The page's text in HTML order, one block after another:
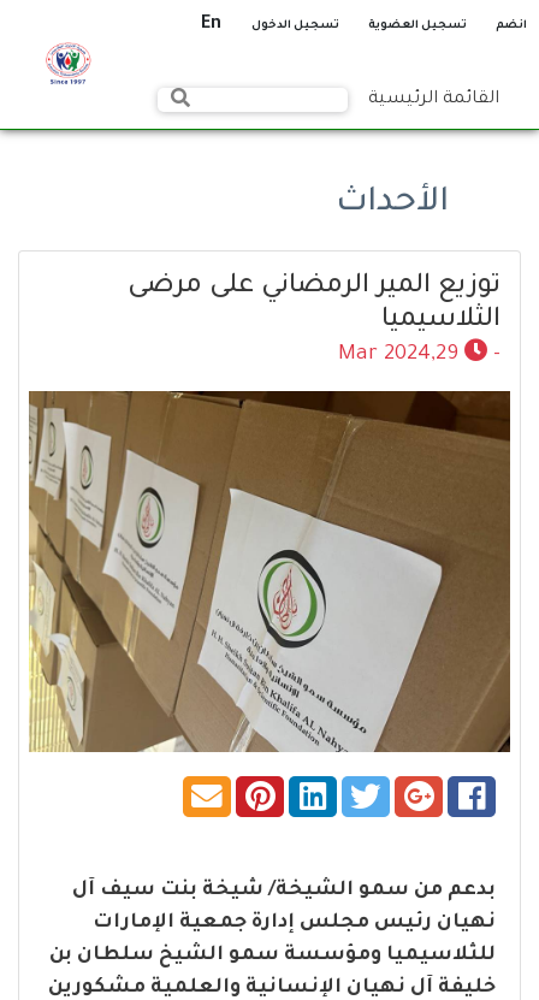
انضم تسجيل العضوية تسجيل الدخول En
القائمة الرئيسية
الأحداث
توزيع المير الرمضاني على مرضى
الثلاسيميا
-
29,Mar 2024
بدعم من سمو الشيخة/ شيخة بنت سيف آل
نهيان رئيس مجلس إدارة جمعية الإمارات
للثلاسيميا ومؤسسة سمو الشيخ سلطان بن
خليفة آل نهيان الإنسانية والعلمية مشكورين